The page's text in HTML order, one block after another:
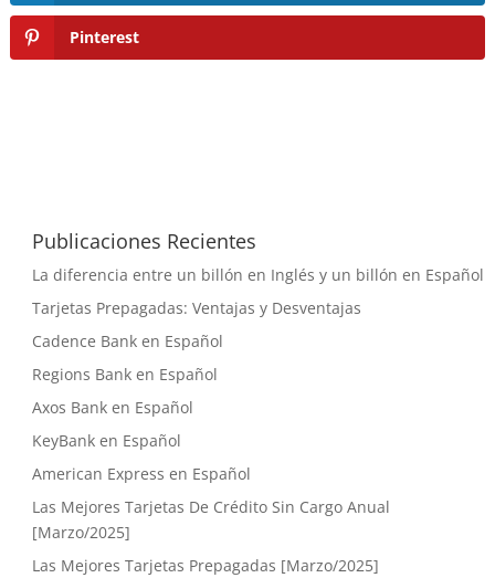
Pinterest
Publicaciones Recientes
La diferencia entre un billón en Inglés y un billón en Español
Tarjetas Prepagadas: Ventajas y Desventajas
Cadence Bank en Español
Regions Bank en Español
Axos Bank en Español
KeyBank en Español
American Express en Español
Las Mejores Tarjetas De Crédito Sin Cargo Anual
[Marzo/2025]
Las Mejores Tarjetas Prepagadas [Marzo/2025]